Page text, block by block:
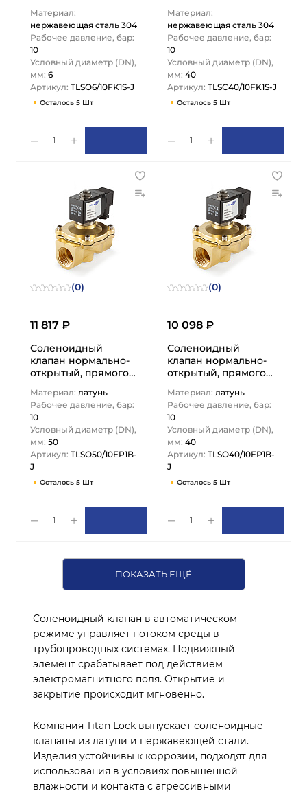
Нерж.304/FKM, DN6,…
Материал:
нержавеющая сталь 304
Рабочее давление, бар:
10
Условный диаметр (DN),
мм: 6
Артикул: TLSO6/10FK1S-J
Осталось 5 Шт
1
Нерж.304/FKM, DN40,
…
Материал:
нержавеющая сталь 304
Рабочее давление, бар:
10
Условный диаметр (DN),
мм: 40
Артикул: TLSC40/10FK1S-J
Осталось 5 Шт
1
(0)
11 817 ₽
Соленоидный
клапан нормально-
открытый, прямого
Латунь/EPDM, DN50,
…
Материал: латунь
Рабочее давление, бар:
10
Условный диаметр (DN),
мм: 50
Артикул: TLSO50/10EP1B-
J
Осталось 5 Шт
1
(0)
10 098 ₽
Соленоидный
клапан нормально-
открытый, прямого
Латунь/EPDM, DN40,
…
Материал: латунь
Рабочее давление, бар:
10
Условный диаметр (DN),
мм: 40
Артикул: TLSO40/10EP1B-
J
Осталось 5 Шт
1
ПОКАЗАТЬ ЕЩЁ
Соленоидный клапан в автоматическом
режиме управляет потоком среды в
трубопроводных системах. Подвижный
элемент срабатывает под действием
электромагнитного поля. Открытие и
закрытие происходит мгновенно.
Компания Titan Lock выпускает соленоидные
клапаны из латуни и нержавеющей стали.
Изделия устойчивы к коррозии, подходят для
использования в условиях повышенной
влажности и контакта с агрессивными